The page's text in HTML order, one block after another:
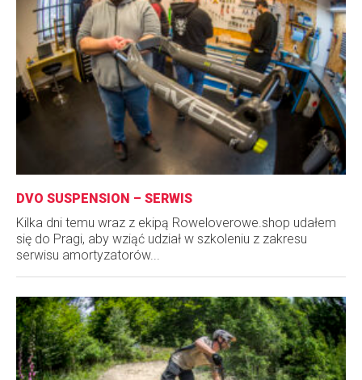
DVO SUSPENSION – SERWIS
Kilka dni temu wraz z ekipą Roweloverowe.shop udałem
się do Pragi, aby wziąć udział w szkoleniu z zakresu
serwisu amortyzatorów...